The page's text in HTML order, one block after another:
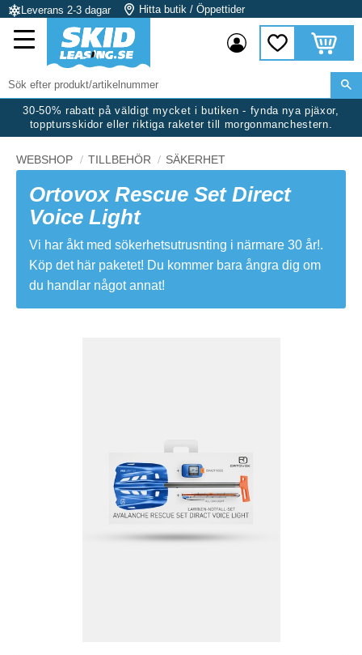
Meny
Leverans 2-3 dagar Hitta butik / Öppettider
Favoriter
Kundvagn
30-50% rabatt på väldigt mycket i butiken - fynda nya pjäxor,
topptursskidor eller riktiga raketer till morgonmanchestern.
WEBSHOP TILLBEHÖR SÄKERHET
Ortovox Rescue Set Direct
Voice Light
Vi har åkt med sökerhetsutrusnting i närmare 30 år!.
Köp det här paketet! Du kommer bara ångra dig om
du handlar något annat!